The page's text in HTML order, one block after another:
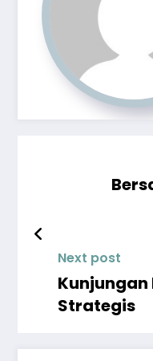
Next post
Kunjungan
Strategis